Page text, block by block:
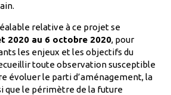
relative à ce projet se
2020 au 6 octobre 2020, pour
les enjeux et les objectifs du
toute observation susceptible
évoluer le parti d’aménagement, la
que le périmètre de la future